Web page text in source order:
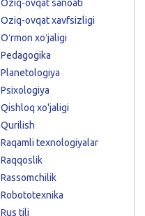
Oziq-ovqat sanoati
Oziq-ovqat xavfsizligi
Oʻrmon xoʻjaligi
Pedagogika
Planetologiya
Psixologiya
Qishloq xo'jaligi
Qurilish
Raqamli texnologiyalar
Raqqoslik
Rassomchilik
Robototexnika
Rus tili